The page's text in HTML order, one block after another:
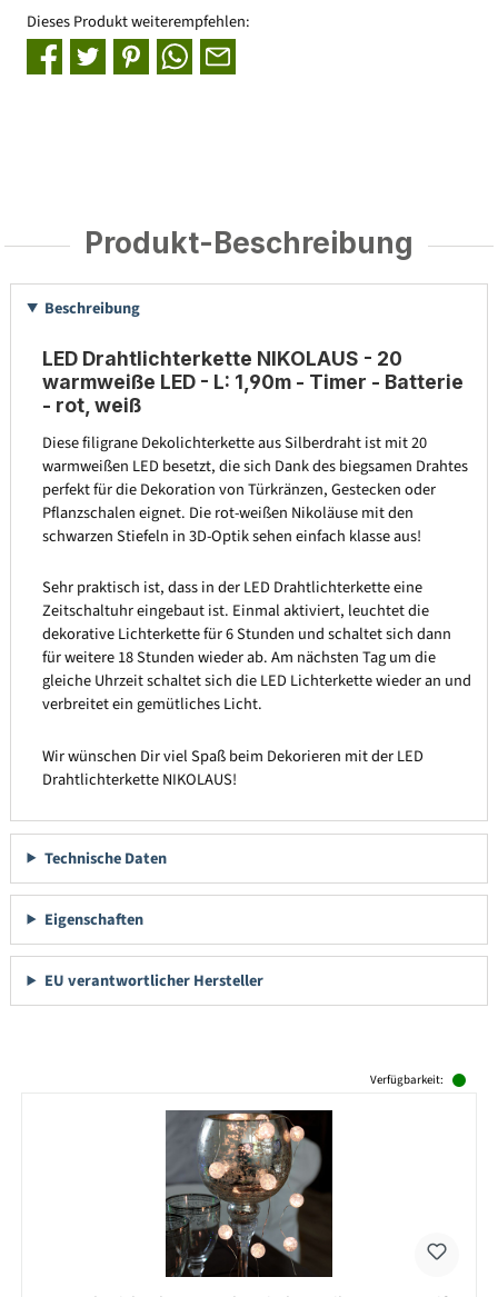
Dieses Produkt weiterempfehlen:
Produkt-Beschreibung
Beschreibung
LED Drahtlichterkette NIKOLAUS - 20
warmweiße LED - L: 1,90m - Timer - Batterie
- rot, weiß
Diese filigrane Dekolichterkette aus Silberdraht ist mit 20
warmweißen LED besetzt, die sich Dank des biegsamen Drahtes
perfekt für die Dekoration von Türkränzen, Gestecken oder
Pflanzschalen eignet. Die rot-weißen Nikoläuse mit den
schwarzen Stiefeln in 3D-Optik sehen einfach klasse aus!
Sehr praktisch ist, dass in der LED Drahtlichterkette eine
Zeitschaltuhr eingebaut ist. Einmal aktiviert, leuchtet die
dekorative Lichterkette für 6 Stunden und schaltet sich dann
für weitere 18 Stunden wieder ab. Am nächsten Tag um die
gleiche Uhrzeit schaltet sich die LED Lichterkette wieder an und
verbreitet ein gemütliches Licht.
Wir wünschen Dir viel Spaß beim Dekorieren mit der LED
Drahtlichterkette NIKOLAUS!
Technische Daten
Eigenschaften
EU verantwortlicher Hersteller
Verfügbarkeit: